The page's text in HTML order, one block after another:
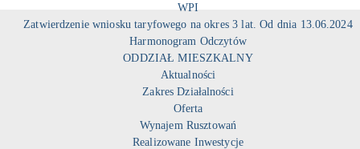
WPI
Zatwierdzenie wniosku taryfowego na okres 3 lat. Od dnia 13.06.2024
Harmonogram Odczytów
ODDZIAŁ MIESZKALNY
Aktualności
Zakres Działalności
Oferta
Wynajem Rusztowań
Realizowane Inwestycje